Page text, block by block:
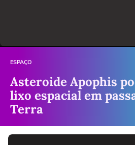
ESPAÇO
Asteroide Apophis
lixo espacial em
Terra